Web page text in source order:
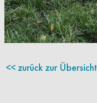
zurück zur Übersicht